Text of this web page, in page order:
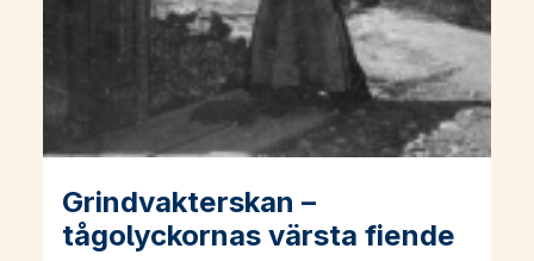
Grindvakterskan –
tågolyckornas värsta fiende
Läs mer om Grindvakterskan – tågolyckornas värsta fiende